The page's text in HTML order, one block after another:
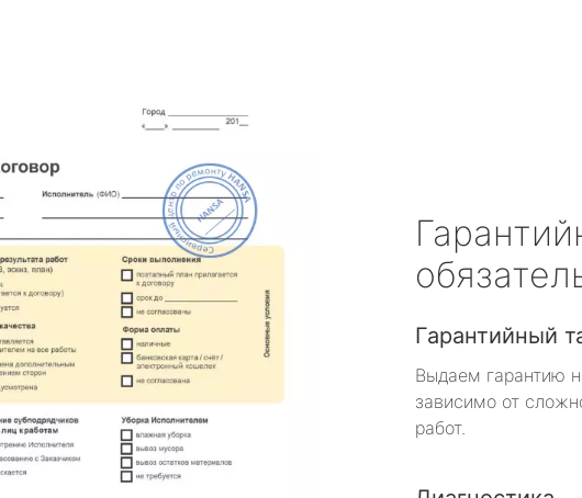
Гарантийный
Выдаем гарантию
зависимо от
работ.